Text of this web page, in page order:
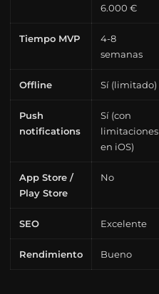
6.000 €
Tiempo MVP
4-8
semanas
Offline Sí (limitado)
Push
notifications
Sí (con
limitaciones
en iOS)
App Store /
Play Store
No
SEO Excelente
Rendimiento Bueno